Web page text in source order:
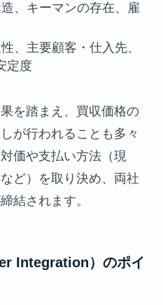
、キーマンの存在、雇
、主要顧客・仕入先、
定度
を踏まえ、買収価格の
が行われることも多々
価や支払い方法（現
ど）を取り決め、両社
結されます。
Integration）のポイ